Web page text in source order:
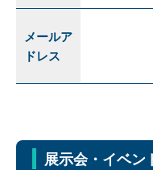
メールア
ドレス
展示会・イベン